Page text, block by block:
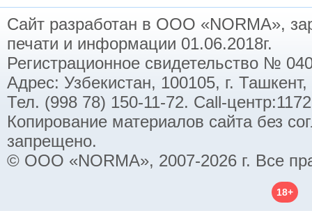
Сайт разработан в ООО «NORMA»,
печати и информации 01.06.2018г.
Регистрационное свидетельство №
Адрес: Узбекистан, 100105, г.
Тел. (998 78) 150-11-72. Call-
Копирование материалов сайта без
запрещено.
© ООО «NORMA», 2007-2026 г. Все
18+